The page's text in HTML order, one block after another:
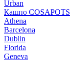
Urban
Кашпо COSAPOTS
Athena
Barcelona
Dublin
Florida
Geneva